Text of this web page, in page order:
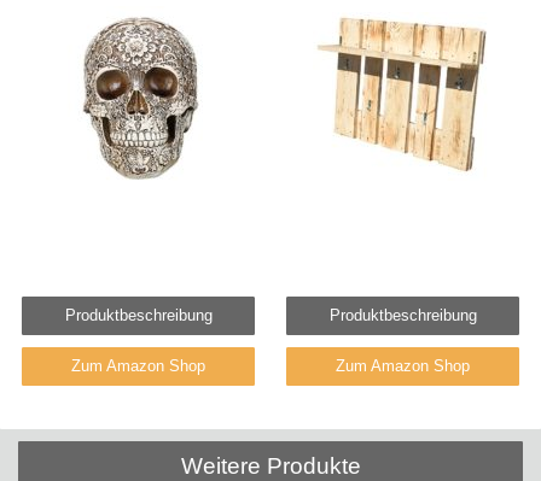
Produktbeschreibung
Zum Amazon Shop
Produktbeschreibung
Zum Amazon Shop
Weitere Produkte